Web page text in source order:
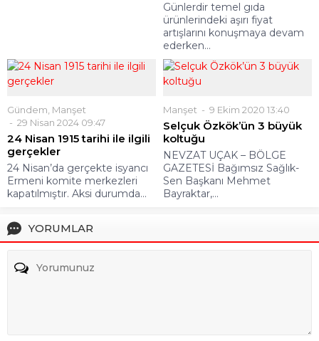
Günlerdir temel gıda
ürünlerindeki aşırı fiyat
artışlarını konuşmaya devam
ederken...
Gündem Manşet
29 Nisan 2024 09:47
24 Nisan 1915 tarihi ile ilgili
gerçekler
24 Nisan’da gerçekte isyancı
Ermeni komite merkezleri
kapatılmıştır. Aksi durumda...
Manşet 9 Ekim 2020 13:40
Selçuk Özkök’ün 3 büyük
koltuğu
NEVZAT UÇAK – BÖLGE
GAZETESİ Bağımsız Sağlık-
Sen Başkanı Mehmet
Bayraktar,...
YORUMLAR